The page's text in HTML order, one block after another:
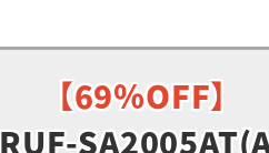
【69％OFF】
RUF-